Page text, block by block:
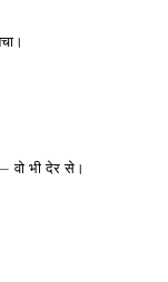
वो भी देर से।